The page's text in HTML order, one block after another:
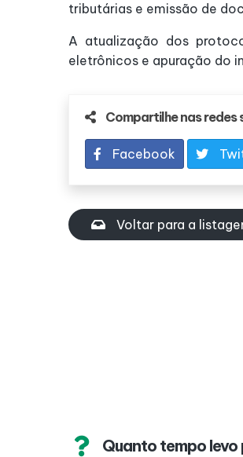
tributárias e emissão de
A atualização dos
eletrônicos e apuração do
Compartilhe nas redes
Facebook
Voltar para a
Quanto tempo